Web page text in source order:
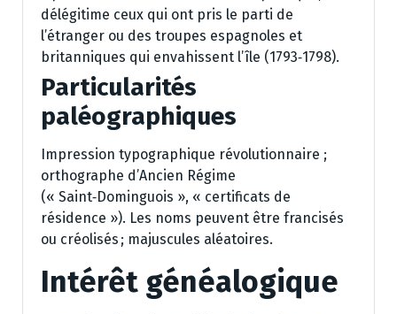
délégitime ceux qui ont pris le parti de
l’étranger ou des troupes espagnoles et
britanniques qui envahissent l’île (1793‑1798).
Particularités
paléographiques
Impression typographique révolutionnaire ;
orthographe d’Ancien Régime
(« Saint‑Dominguois », « certificats de
résidence »). Les noms peuvent être francisés
ou créolisés ; majuscules aléatoires.
Intérêt généalogique